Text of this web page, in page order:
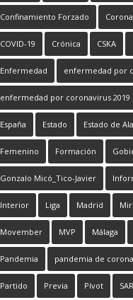
Confinamiento Forzado
COVID-19 Crónica CSKA
Enfermedad enfermedad por
enfermedad por coronavirus 2019
España Estado Estado de
Femenino Formación
Gonzalo Micó_Tico-Javier
Interior Liga Madrid
Movember MVP Málaga
Pandemia pandemia de
Partido Previa Pívot